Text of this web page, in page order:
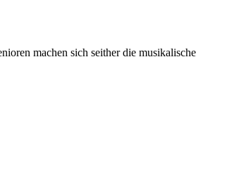
machen sich seither die musikalische